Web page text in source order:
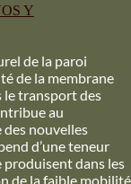
Y
de la paroi
de la membrane
le transport des
au
des nouvelles
d’une teneur
produisent dans les
de la faible mobilité